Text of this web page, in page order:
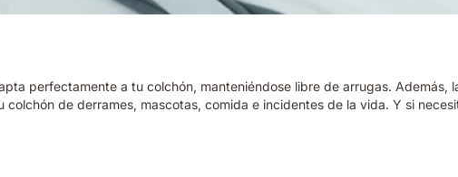
perfectamente a tu colchón, manteniéndose libre de arrugas. Además,
de derrames, mascotas, comida e incidentes de la vida. Y si